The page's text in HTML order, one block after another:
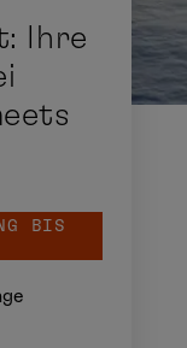
Ihre
BIS 3